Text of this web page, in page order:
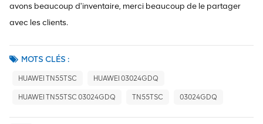
avons beaucoup d'inventaire, merci beaucoup de le partager
avec les clients.
MOTS CLÉS :
HUAWEI TN55TSC HUAWEI 03024GDQ
HUAWEI TN55TSC 03024GDQ TN55TSC 03024GDQ